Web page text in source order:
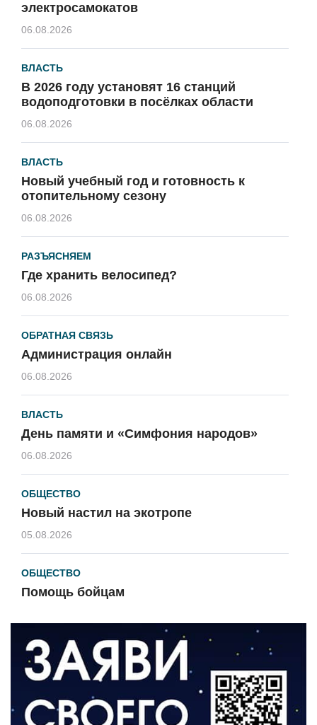
электросамокатов
06.08.2026
ВЛАСТЬ
В 2026 году установят 16 станций
водоподготовки в посёлках области
06.08.2026
ВЛАСТЬ
Новый учебный год и готовность к
отопительному сезону
06.08.2026
РАЗЪЯСНЯЕМ
Где хранить велосипед?
06.08.2026
ОБРАТНАЯ СВЯЗЬ
Администрация онлайн
06.08.2026
ВЛАСТЬ
День памяти и «Симфония народов»
06.08.2026
ОБЩЕСТВО
Новый настил на экотропе
05.08.2026
ОБЩЕСТВО
Помощь бойцам
ВЛАСТЬ
«Второй старт» для ветеранов СВО